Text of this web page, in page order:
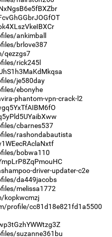
ankimball
brlove387
qezzgs7
rick245l
je580day
ebonyhe
phantom-vpn-crack-l2
cbarnes537
rashondabautista
bobwa110
driver-updater-c2e
da449jacobs
melissa1772
kopkwcmzj
profile/cc81d18e821fd1a5500
suzanne361bu